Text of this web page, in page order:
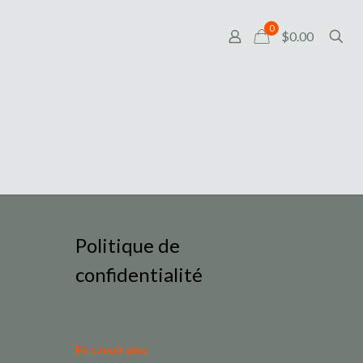
0
$0.00
Politique de
confidentialité
En savoir plus